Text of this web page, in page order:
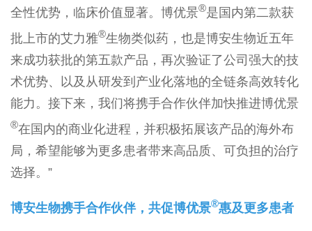
全性优势，临床价值显著。博优景®是国内第二款获
批上市的艾力雅®生物类似药，也是博安生物近五年
来成功获批的第五款产品，再次验证了公司强大的技
术优势、以及从研发到产业化落地的全链条高效转化
能力。接下来，我们将携手合作伙伴加快推进博优景
®在国内的商业化进程，并积极拓展该产品的海外布
局，希望能够为更多患者带来高品质、可负担的治疗
选择。”
博安生物携手合作伙伴，共促博优景®惠及更多患者